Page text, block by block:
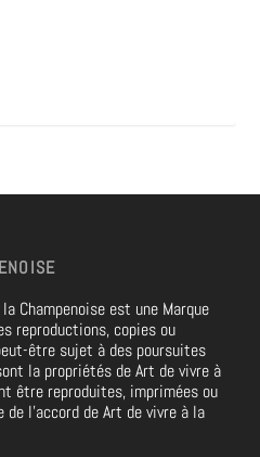
Champenoise est une Marque
reproductions, copies ou
être sujet à des poursuites
la propriétés de Art de vivre à
être reproduites, imprimées ou
l’accord de Art de vivre à la